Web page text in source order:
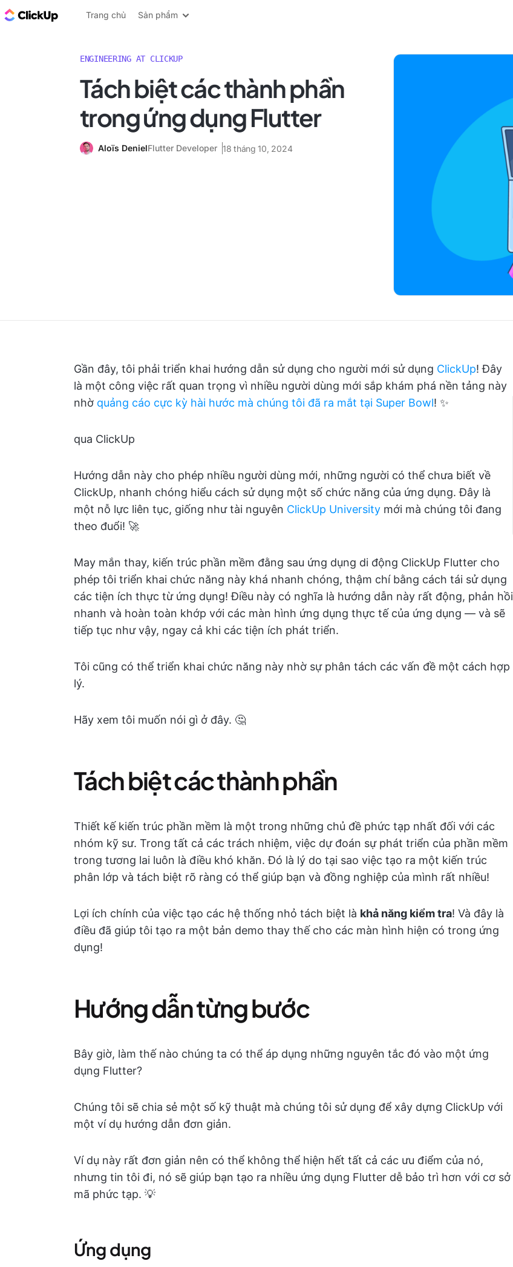
ClickUp Blog
Trang chủ Sản phẩm
ENGINEERING AT CLICKUP
Tách biệt các thành phần
trong ứng dụng Flutter
Aloïs DenielFlutter Developer 18 tháng 10, 2024
Gần đây, tôi phải triển khai hướng dẫn sử dụng cho người mới sử dụng ClickUp! Đây
là một công việc rất quan trọng vì nhiều người dùng mới sắp khám phá nền tảng này
nhờ quảng cáo cực kỳ hài hước mà chúng tôi đã ra mắt tại Super Bowl! ✨
qua ClickUp
Hướng dẫn này cho phép nhiều người dùng mới, những người có thể chưa biết về
ClickUp, nhanh chóng hiểu cách sử dụng một số chức năng của ứng dụng. Đây là
một nỗ lực liên tục, giống như tài nguyên ClickUp University mới mà chúng tôi đang
theo đuổi! 🚀
May mắn thay, kiến trúc phần mềm đằng sau ứng dụng di động ClickUp Flutter cho
phép tôi triển khai chức năng này khá nhanh chóng, thậm chí bằng cách tái sử dụng
các tiện ích thực từ ứng dụng! Điều này có nghĩa là hướng dẫn này rất động, phản hồi
nhanh và hoàn toàn khớp với các màn hình ứng dụng thực tế của ứng dụng — và sẽ
tiếp tục như vậy, ngay cả khi các tiện ích phát triển.
Tôi cũng có thể triển khai chức năng này nhờ sự phân tách các vấn đề một cách hợp
lý.
Hãy xem tôi muốn nói gì ở đây. 🤔
Tách biệt các thành phần
Thiết kế kiến trúc phần mềm là một trong những chủ đề phức tạp nhất đối với các
nhóm kỹ sư. Trong tất cả các trách nhiệm, việc dự đoán sự phát triển của phần mềm
trong tương lai luôn là điều khó khăn. Đó là lý do tại sao việc tạo ra một kiến trúc
phân lớp và tách biệt rõ ràng có thể giúp bạn và đồng nghiệp của mình rất nhiều!
Lợi ích chính của việc tạo các hệ thống nhỏ tách biệt là khả năng kiểm tra! Và đây là
điều đã giúp tôi tạo ra một bản demo thay thế cho các màn hình hiện có trong ứng
dụng!
Hướng dẫn từng bước
Bây giờ, làm thế nào chúng ta có thể áp dụng những nguyên tắc đó vào một ứng
dụng Flutter?
Chúng tôi sẽ chia sẻ một số kỹ thuật mà chúng tôi sử dụng để xây dựng ClickUp với
một ví dụ hướng dẫn đơn giản.
Ví dụ này rất đơn giản nên có thể không thể hiện hết tất cả các ưu điểm của nó,
nhưng tin tôi đi, nó sẽ giúp bạn tạo ra nhiều ứng dụng Flutter dễ bảo trì hơn với cơ sở
mã phức tạp. 💡
Ứng dụng